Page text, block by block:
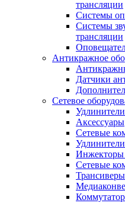
трансляции
Системы
Системы
трансляции
Антикражное
Датчики
Сетевое
Аксессуары
Сетевые
Инжекторы
Сетевые